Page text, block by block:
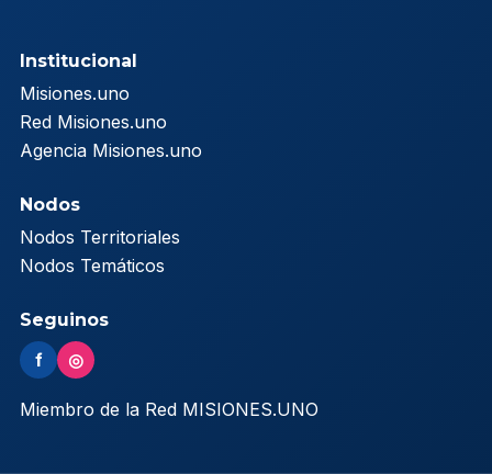
Institucional
Misiones.uno
Red Misiones.uno
Agencia Misiones.uno
Nodos
Nodos Territoriales
Nodos Temáticos
Seguinos
f ◎
Miembro de la Red MISIONES.UNO